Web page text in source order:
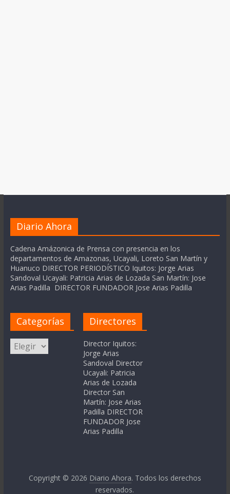
Diario Ahora
Cadena Amázonica de Prensa con presencia en los
departamentos de Amazonas, Ucayali, Loreto San Martín y
Huanuco DIRECTOR PERIODÍSTICO Iquitos: Jorge Arias
Sandoval Ucayali: Patricia Arias de Lozada San Martín: Jose
Arias Padilla DIRECTOR FUNDADOR Jose Arias Padilla
Categorías
Categorías
Directores
Director Iquitos:
Jorge Arias
Sandoval Director
Ucayali: Patricia
Arias de Lozada
Director San
Martín: Jose Arias
Padilla DIRECTOR
FUNDADOR Jose
Arias Padilla
Copyright © 2026 Diario Ahora. Todos los derechos
reservados.